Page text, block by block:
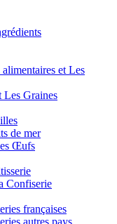
et Les
Les Graines
de mer
Œufs
Confiserie
françaises